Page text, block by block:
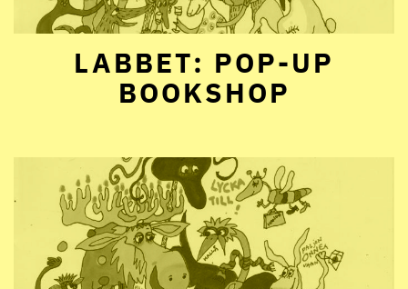
LABBET: POP-UP
BOOKSHOP